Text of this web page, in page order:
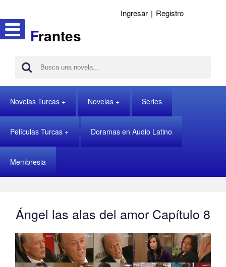
Frantes
Ingresar | Registro
Novelas Turcas Novelas Series
Películas Turcas Doramas en Audio Latino
Membresia
Ángel las alas del amor Capítulo 8